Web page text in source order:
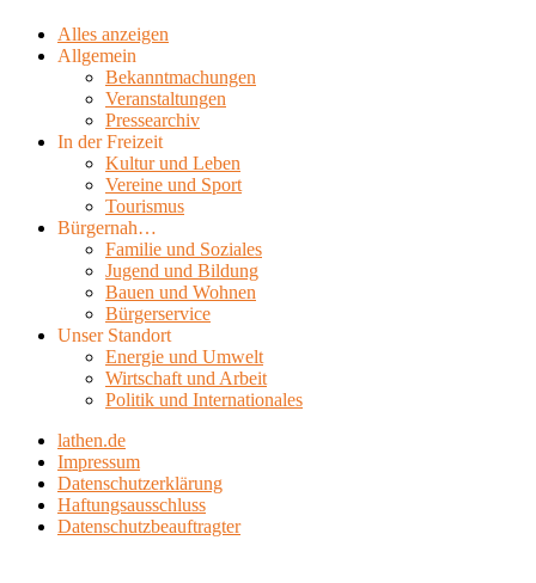
Alles anzeigen
Allgemein
Bekanntmachungen
Veranstaltungen
Pressearchiv
In der Freizeit
Kultur und Leben
Vereine und Sport
Tourismus
Bürgernah…
Familie und Soziales
Jugend und Bildung
Bauen und Wohnen
Bürgerservice
Unser Standort
Energie und Umwelt
Wirtschaft und Arbeit
Politik und Internationales
lathen.de
Impressum
Datenschutzerklärung
Haftungsausschluss
Datenschutzbeauftragter